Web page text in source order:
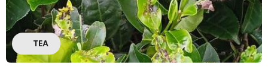
TEA